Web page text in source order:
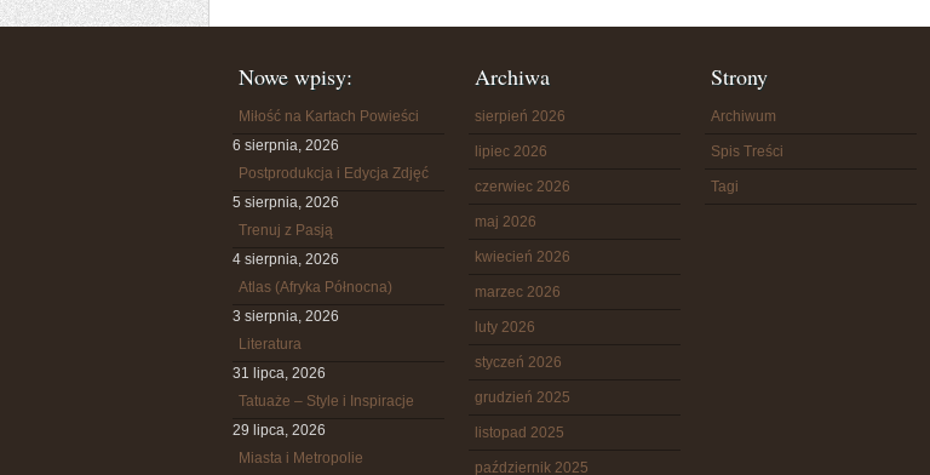
Nowe wpisy:
Miłość na Kartach Powieści
6 sierpnia, 2026
Postprodukcja i Edycja Zdjęć
5 sierpnia, 2026
Trenuj z Pasją
4 sierpnia, 2026
Atlas (Afryka Północna)
3 sierpnia, 2026
Literatura
31 lipca, 2026
Tatuaże – Style i Inspiracje
29 lipca, 2026
Miasta i Metropolie
Archiwa
sierpień 2026
lipiec 2026
czerwiec 2026
maj 2026
kwiecień 2026
marzec 2026
luty 2026
styczeń 2026
grudzień 2025
listopad 2025
październik 2025
Strony
Archiwum
Spis Treści
Tagi